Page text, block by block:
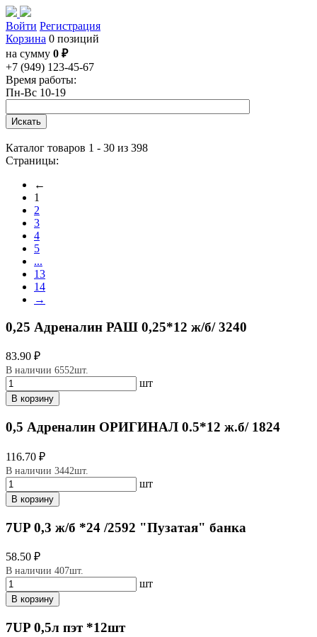
Войти Регистрация
Корзина 0 позиций
на сумму 0 ₽
+7 (949) 123-45-67
Время работы:
Пн-Вс 10-19
Каталог товаров 1 - 30 из 398
Страницы:
←
1
2
3
4
5
...
13
14
→
0,25 Адреналин РАШ 0,25*12 ж/б/ 3240
83.90 ₽
В наличии 6552шт.
шт
В корзину
0,5 Адреналин ОРИГИНАЛ 0.5*12 ж.б/ 1824
116.70 ₽
В наличии 3442шт.
шт
В корзину
7UP 0,3 ж/б *24 /2592 "Пузатая" банка
58.50 ₽
В наличии 407шт.
шт
В корзину
7UP 0,5л пэт *12шт